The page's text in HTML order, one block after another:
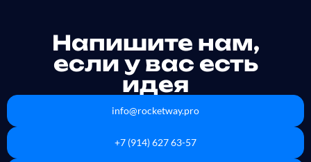
Напишите нам,
если у вас есть
идея
info@rocketway.pro
+7 (914) 627 63-57